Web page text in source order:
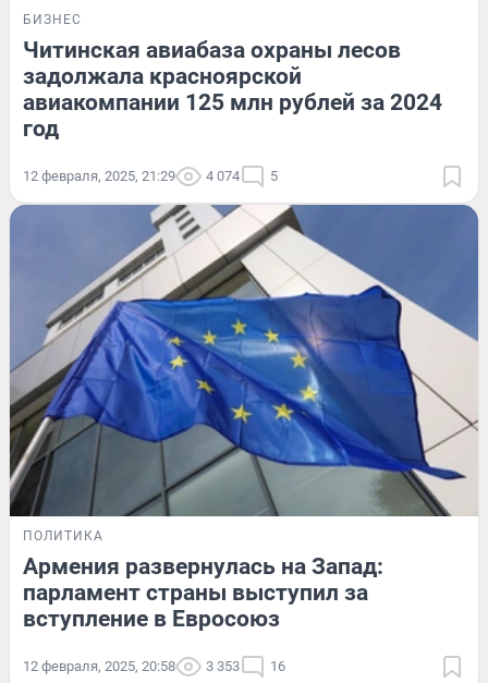
БИЗНЕС
Читинская авиабаза охраны лесов
задолжала красноярской
авиакомпании 125 млн рублей за 2024
год
12 февраля, 2025, 21:29 4 074 5
ПОЛИТИКА
Армения развернулась на Запад:
парламент страны выступил за
вступление в Евросоюз
12 февраля, 2025, 20:58 3 353 16